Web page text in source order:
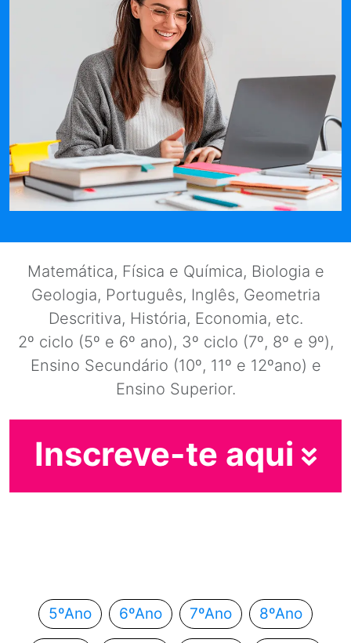
Matemática, Física e Química, Biologia e
Geologia, Português, Inglês, Geometria
Descritiva, História, Economia, etc.
2º ciclo (5º e 6º ano), 3º ciclo (7º, 8º e 9º),
Ensino Secundário (10º, 11º e 12ºano) e
Ensino Superior.
Inscreve-te aqui
5ºAno 6ºAno 7ºAno 8ºAno